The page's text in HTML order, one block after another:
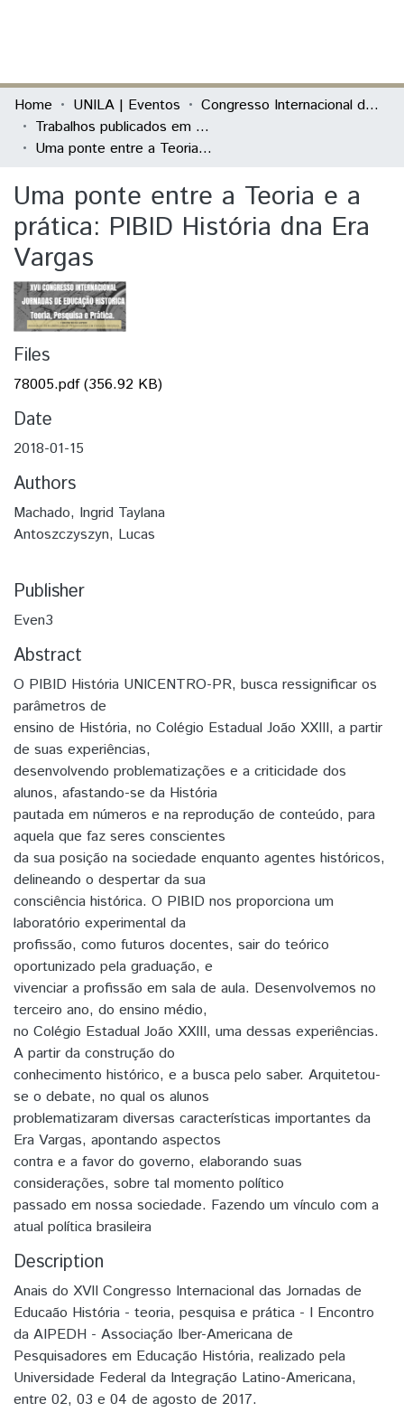
Communities & Collections
All of DSpace
Home UNILA | Eventos
Congresso Internacional das Jornadas de Educação História - Teoria, Pesquisa e Prática
Trabalhos publicados em Evento
Uma ponte entre a Teoria e a prática: PIBID História dna Era Vargas
Uma ponte entre a Teoria e a
prática: PIBID História dna Era
Vargas
Files
78005.pdf(356.92 KB)
Date
2018-01-15
Authors
Machado, Ingrid Taylana
Antoszczyszyn, Lucas
Publisher
Even3
Abstract
O PIBID História UNICENTRO-PR, busca ressignificar os
parâmetros de
ensino de História, no Colégio Estadual João XXIII, a partir
de suas experiências,
desenvolvendo problematizações e a criticidade dos
alunos, afastando-se da História
pautada em números e na reprodução de conteúdo, para
aquela que faz seres conscientes
da sua posição na sociedade enquanto agentes históricos,
delineando o despertar da sua
consciência histórica. O PIBID nos proporciona um
laboratório experimental da
profissão, como futuros docentes, sair do teórico
oportunizado pela graduação, e
vivenciar a profissão em sala de aula. Desenvolvemos no
terceiro ano, do ensino médio,
no Colégio Estadual João XXIII, uma dessas experiências.
A partir da construção do
conhecimento histórico, e a busca pelo saber. Arquitetou-
se o debate, no qual os alunos
problematizaram diversas características importantes da
Era Vargas, apontando aspectos
contra e a favor do governo, elaborando suas
considerações, sobre tal momento político
passado em nossa sociedade. Fazendo um vínculo com a
atual política brasileira
Description
Anais do XVII Congresso Internacional das Jornadas de
Educaão História - teoria, pesquisa e prática - I Encontro
da AIPEDH - Associação Iber-Americana de
Pesquisadores em Educação História, realizado pela
Universidade Federal da Integração Latino-Americana,
entre 02, 03 e 04 de agosto de 2017.